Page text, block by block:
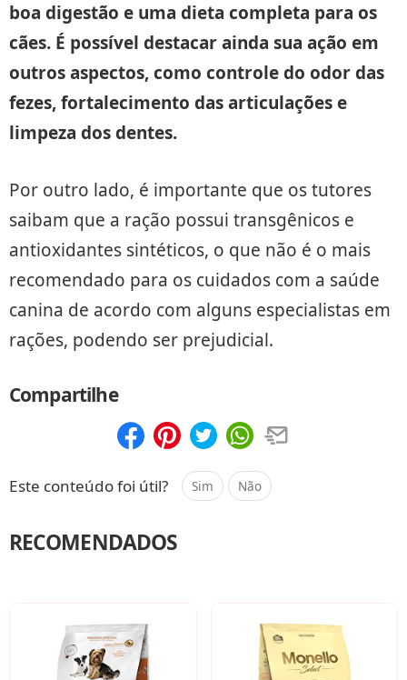
boa digestão e uma dieta completa para os
cães. É possível destacar ainda sua ação em
outros aspectos, como controle do odor das
fezes, fortalecimento das articulações e
limpeza dos dentes.
Por outro lado, é importante que os tutores
saibam que a ração possui transgênicos e
antioxidantes sintéticos, o que não é o mais
recomendado para os cuidados com a saúde
canina de acordo com alguns especialistas em
rações, podendo ser prejudicial.
Compartilhe
Este conteúdo foi útil? Sim Não
RECOMENDADOS